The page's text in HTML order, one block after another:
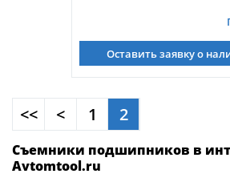
Оставить заявку о
<< < 1 2
Съемники подшипников в
Avtomtool.ru